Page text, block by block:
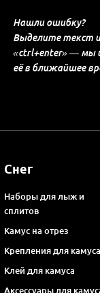
Нашли ошибку?
Выделите текст
«ctrl+enter» — мы
её в ближайшее
Снег
Наборы для лыж и
сплитов
Камус на отрез
Крепления для камуса
Клей для камуса
Аксессуары для